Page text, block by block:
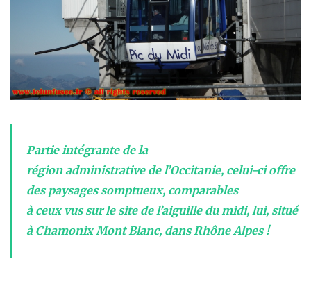
Partie intégrante de la
région administrativede l’Occitanie, celui-ci offre
des paysages somptueux,comparables
à ceux vussur le site de l’aiguille du midi, lui, situé
à Chamonix Mont Blanc,dans Rhône Alpes !